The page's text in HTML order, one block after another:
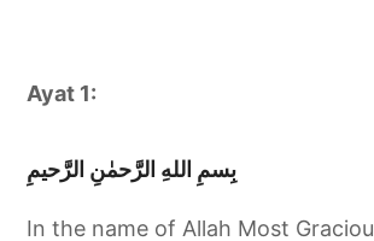
Ayat 1:
بِسمِ اللهِ الرَّحمٰنِ الرَّحيمِ
In the name of Allah Most